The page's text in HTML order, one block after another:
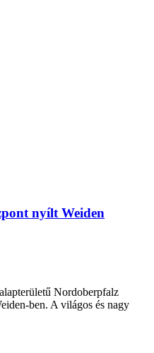
nyílt Weiden
Nordoberpfalz
ben. A világos és nagy